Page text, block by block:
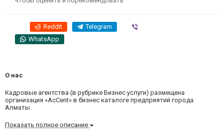
Reddit Telegram
WhatsApp
О нас
Кадровые агентства (в рубрике Бизнес услуги) размещена
организация «AcCent» в бизнес каталоге предприятий города
Алматы.
Показать полное описание